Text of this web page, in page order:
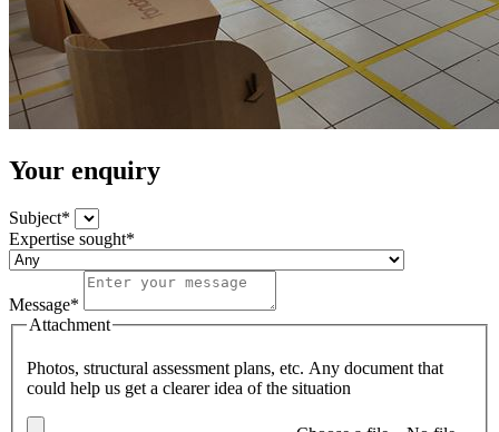
Your enquiry
Subject*
Expertise sought*
Message*
Attachment
Photos, structural assessment plans, etc. Any document that
could help us get a clearer idea of the situation